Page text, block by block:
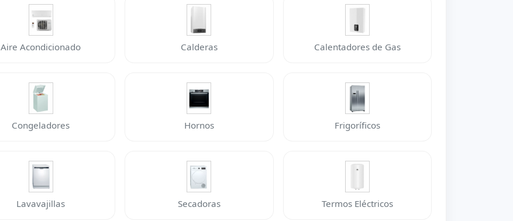
Aire Acondicionado Calderas Calentadores de Gas
Congeladores Hornos Frigoríficos
Lavavajillas Secadoras Termos Eléctricos